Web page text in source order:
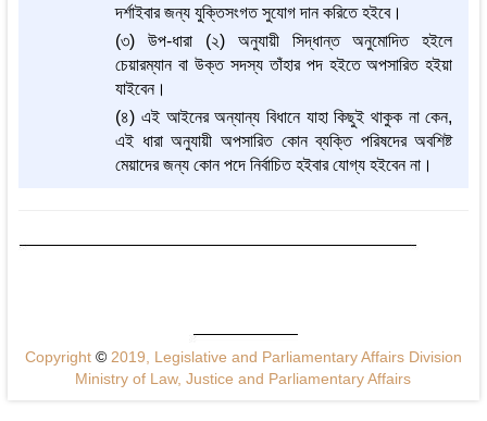
দর্শাইবার জন্য যুক্তিসংগত সুযোগ দান করিতে হইবে।
(৩) উপ-ধারা (২) অনুযায়ী সিদ্ধান্ত অনুমোদিত হইলে
চেয়ারম্যান বা উক্ত সদস্য তাঁহার পদ হইতে অপসারিত হইয়া
যাইবেন।
(৪) এই আইনের অন্যান্য বিধানে যাহা কিছুই থাকুক না কেন,
এই ধারা অনুযায়ী অপসারিত কোন ব্যক্তি পরিষদের অবশিষ্ট
মেয়াদের জন্য কোন পদে নির্বাচিত হইবার যোগ্য হইবেন না।
Copyright ©2019, Legislative and Parliamentary Affairs Division
Ministry of Law, Justice and Parliamentary Affairs